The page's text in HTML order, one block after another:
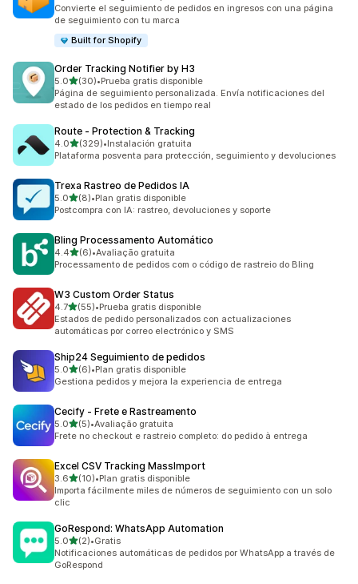
Convierte el seguimiento de pedidos en ingresos con una página
de seguimiento con tu marca
Built for Shopify
Order Tracking Notifier by H3
5.0de 5 estrellas
(30)
30 reseñas en total
•Prueba gratis disponible
Página de seguimiento personalizada. Envía notificaciones del
estado de los pedidos en tiempo real
Route ‑ Protection & Tracking
4.0de 5 estrellas
(329)
329 reseñas en total
•Instalación gratuita
Plataforma posventa para protección, seguimiento y devoluciones
Trexa Rastreo de Pedidos IA
5.0de 5 estrellas
(8)
8 reseñas en total
•Plan gratis disponible
Postcompra con IA: rastreo, devoluciones y soporte
Bling Processamento Automático
4.4de 5 estrellas
(6)
6 reseñas en total
•Avaliação gratuita
Processamento de pedidos com o código de rastreio do Bling
W3 Custom Order Status
4.7de 5 estrellas
(55)
55 reseñas en total
•Prueba gratis disponible
Estados de pedido personalizados con actualizaciones
automáticas por correo electrónico y SMS
Ship24 Seguimiento de pedidos
5.0de 5 estrellas
(6)
6 reseñas en total
•Plan gratis disponible
Gestiona pedidos y mejora la experiencia de entrega
Cecify ‑ Frete e Rastreamento
5.0de 5 estrellas
(5)
5 reseñas en total
•Avaliação gratuita
Frete no checkout e rastreio completo: do pedido à entrega
Excel CSV Tracking MassImport
3.6de 5 estrellas
(10)
10 reseñas en total
•Plan gratis disponible
Importa fácilmente miles de números de seguimiento con un solo
clic
GoRespond: WhatsApp Automation
5.0de 5 estrellas
(2)
2 reseñas en total
•Gratis
Notificaciones automáticas de pedidos por WhatsApp a través de
GoRespond